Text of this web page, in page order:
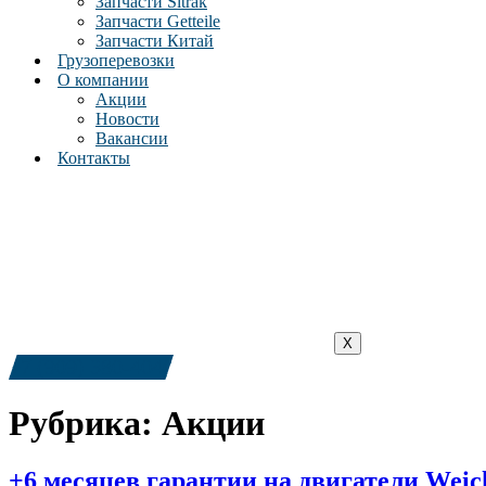
Запчасти Getteile
Запчасти Китай
Грузоперевозки
О компании
Акции
Новости
Вакансии
Контакты
X
+7 (909) 380-4040
Рубрика: Акции